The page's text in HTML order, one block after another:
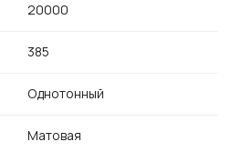
20000
385
Однотонный
Матовая